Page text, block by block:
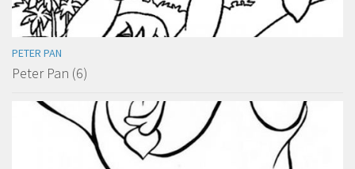
PETER PAN
Peter Pan (6)